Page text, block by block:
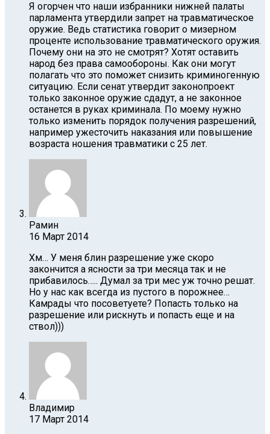
Я огорчен что наши избранники нижней палаты
парламента утвердили запрет на травматическое
оружие. Ведь статистика говорит о мизерном
проценте использование травматического оружия.
Почему они на это не смотрят? Хотят оставить
народ без права самообороны. Как они могут
полагать что это поможет снизить криминогенную
ситуацию. Если сенат утвердит законопроект
только законное оружие сдадут, а не законное
останется в руках криминала. По моему нужно
только изменить порядок получения разрешений,
например ужесточить наказания или повышение
возраста ношения травматики с 25 лет.
Рамин
16 Март 2014
Хм… У меня блин разрешение уже скоро
закончится а ясности за три месяца так и не
прибавилось….. Думал за три мес уж точно решат.
Но у нас как всегда из пустого в порожнее…
Камрады что посоветуете? Попасть только на
разрешение или рискнуть и попасть еще и на
ствол)))
Владимир
17 Март 2014